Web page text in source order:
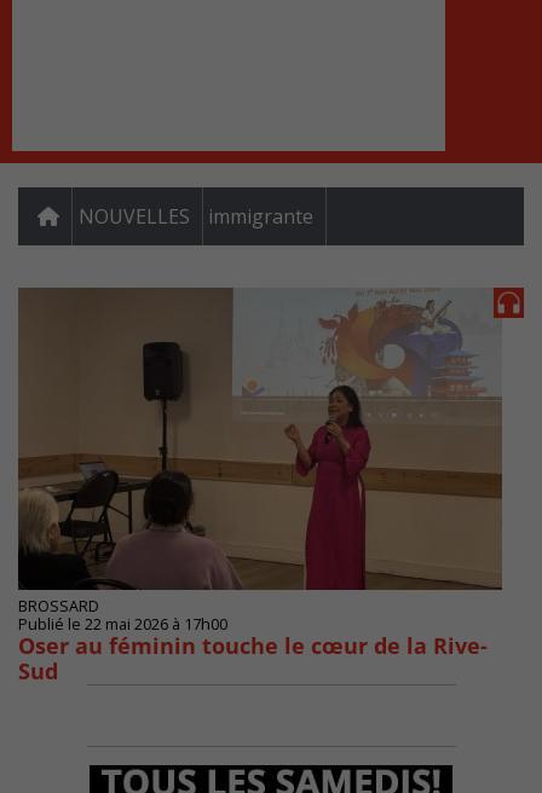
NOUVELLES immigrante
BROSSARD
Publié le 22 mai 2026 à 17h00
Oser au féminin touche le cœur de la Rive-
Sud